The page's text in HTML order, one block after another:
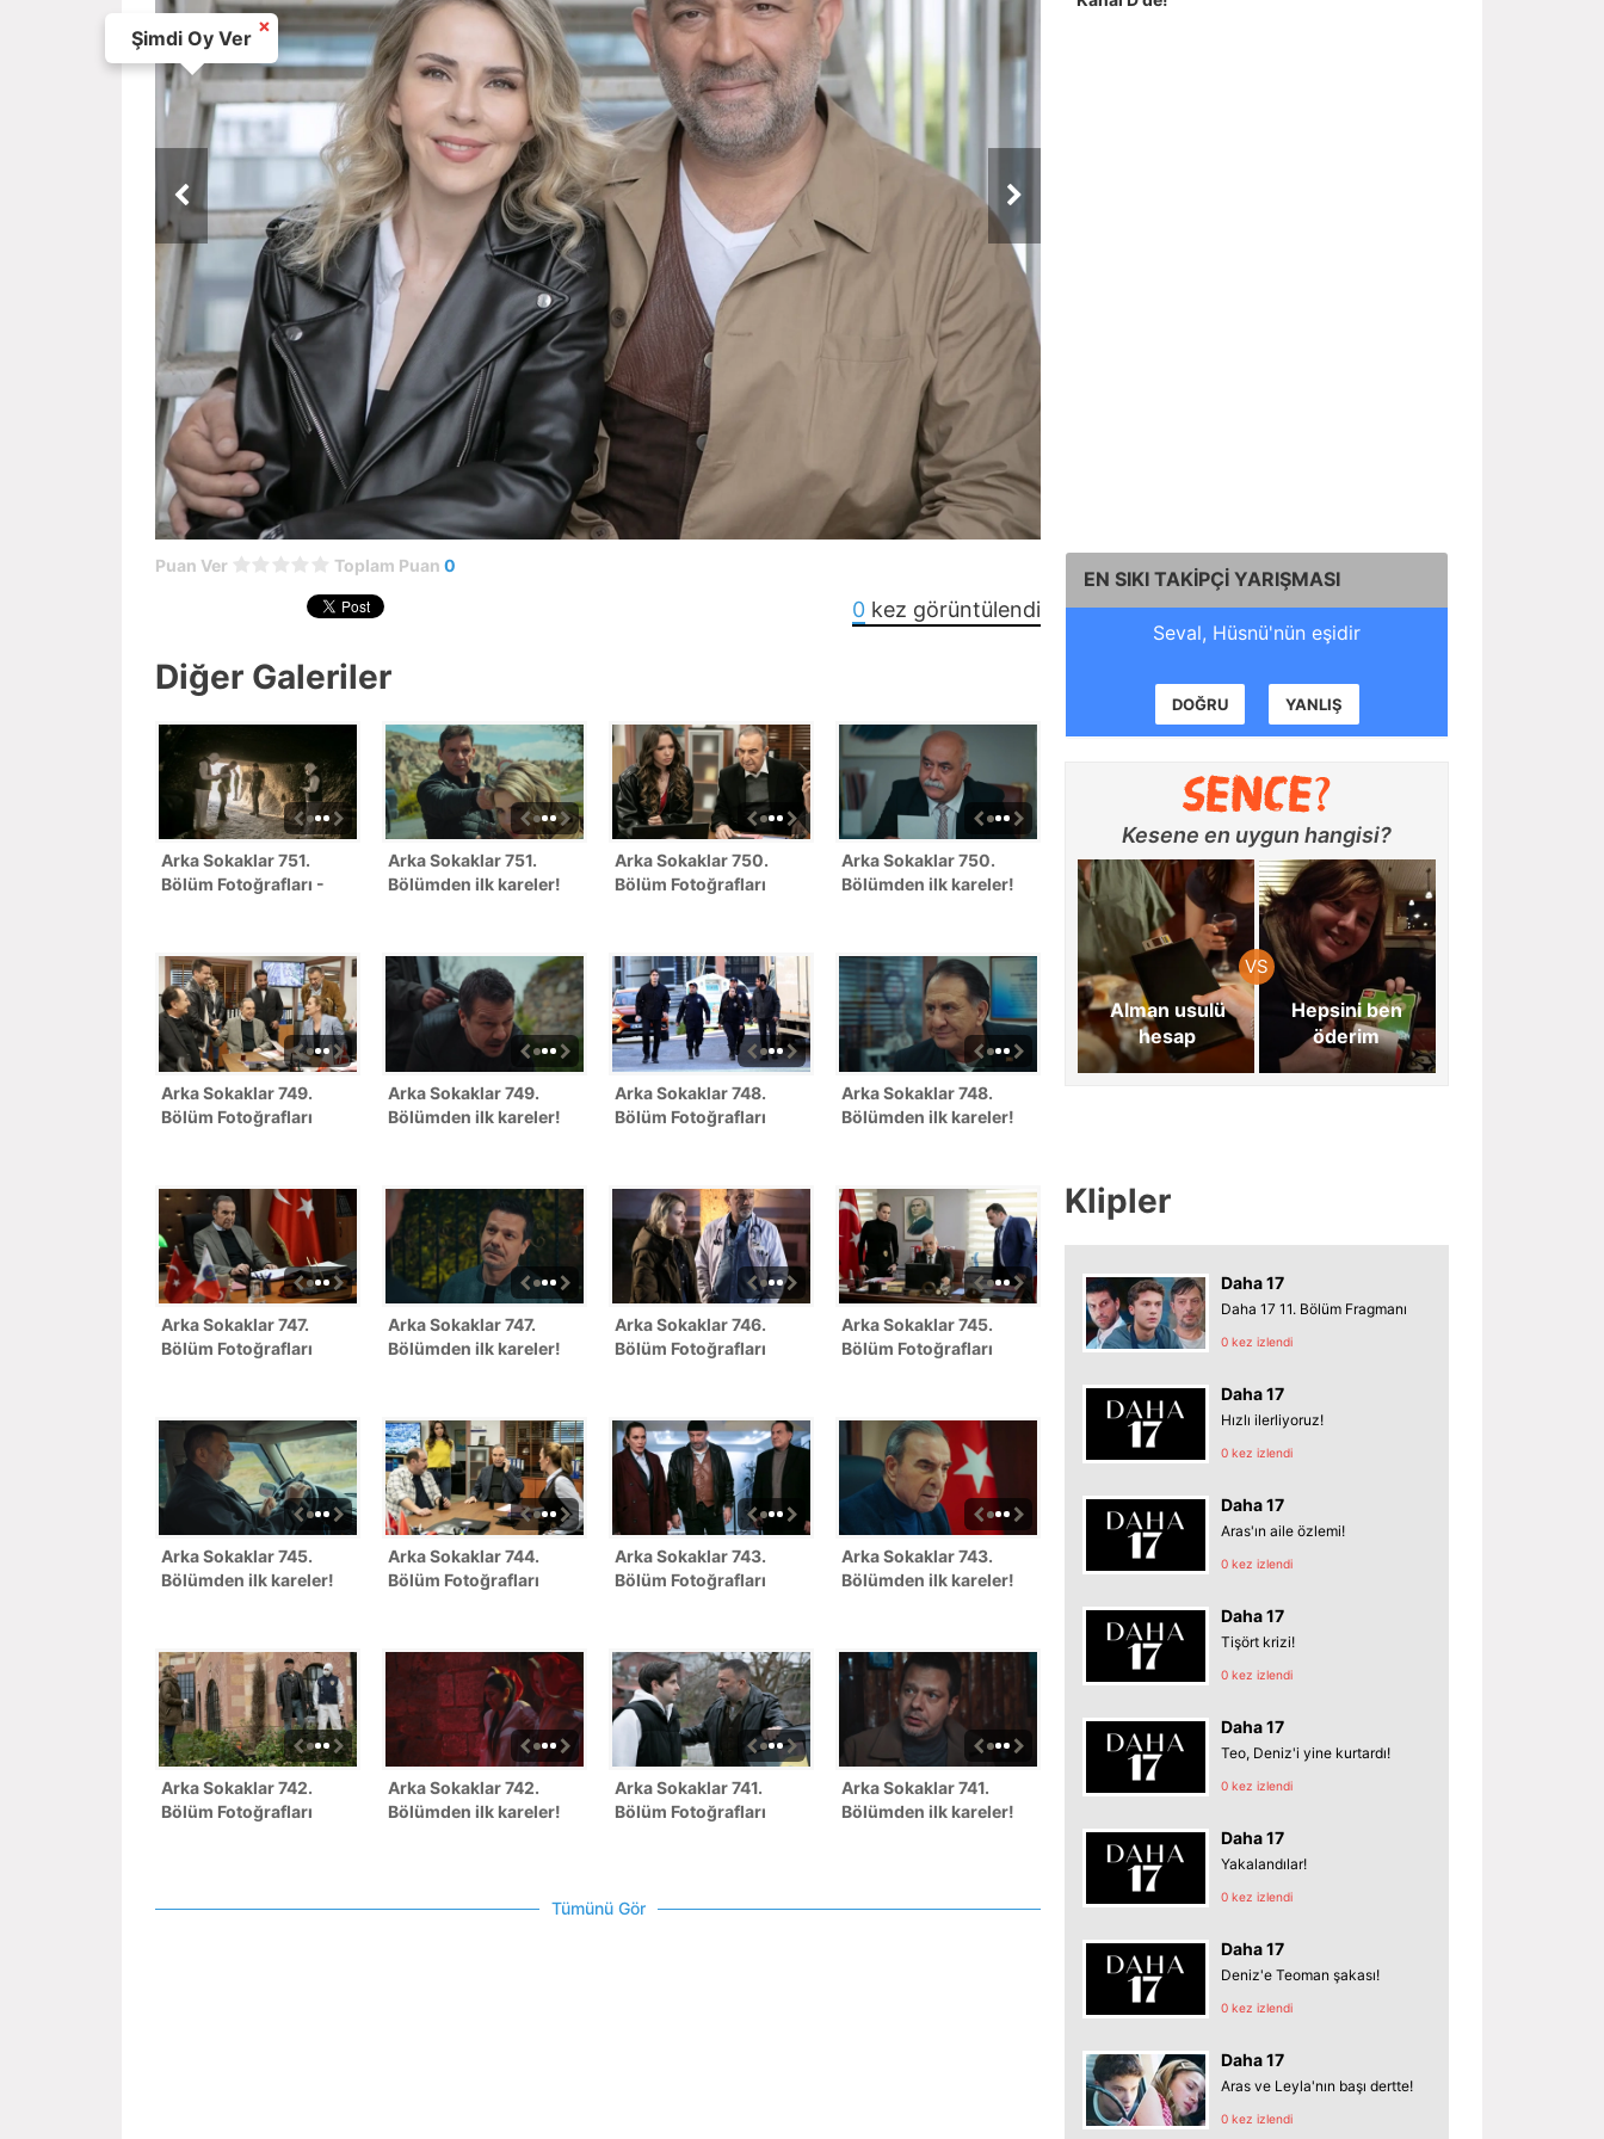
Puan Ver Toplam Puan 0
0 kez görüntülendi
Diğer Galeriler
Arka Sokaklar 751.
Bölüm Fotoğrafları -
Arka Sokaklar 751.
Bölümden ilk kareler!
Arka Sokaklar 750.
Bölüm Fotoğrafları
Arka Sokaklar 750.
Bölümden ilk kareler!
Arka Sokaklar 749.
Bölüm Fotoğrafları
Arka Sokaklar 749.
Bölümden ilk kareler!
Arka Sokaklar 748.
Bölüm Fotoğrafları
Arka Sokaklar 748.
Bölümden ilk kareler!
Arka Sokaklar 747.
Bölüm Fotoğrafları
Arka Sokaklar 747.
Bölümden ilk kareler!
Arka Sokaklar 746.
Bölüm Fotoğrafları
Arka Sokaklar 745.
Bölüm Fotoğrafları
Arka Sokaklar 745.
Bölümden ilk kareler!
Arka Sokaklar 744.
Bölüm Fotoğrafları
Arka Sokaklar 743.
Bölüm Fotoğrafları
Arka Sokaklar 743.
Bölümden ilk kareler!
Arka Sokaklar 742.
Bölüm Fotoğrafları
Arka Sokaklar 742.
Bölümden ilk kareler!
Arka Sokaklar 741.
Bölüm Fotoğrafları
Arka Sokaklar 741.
Bölümden ilk kareler!
Tümünü Gör
EN SIKI TAKİPÇİ YARIŞMASI
Seval, Hüsnü'nün eşidir
DOĞRU YANLIŞ
Kesene en uygun hangisi?
Alman usulü
hesap
Hepsini ben
öderim
Klipler
Daha 17
Daha 17 11. Bölüm Fragmanı
0 kez izlendi
Daha 17
Hızlı ilerliyoruz!
0 kez izlendi
Daha 17
Aras'ın aile özlemi!
0 kez izlendi
Daha 17
Tişört krizi!
0 kez izlendi
Daha 17
Teo, Deniz'i yine kurtardı!
0 kez izlendi
Daha 17
Yakalandılar!
0 kez izlendi
Daha 17
Deniz'e Teoman şakası!
0 kez izlendi
Daha 17
Aras ve Leyla'nın başı dertte!
0 kez izlendi
Şimdi Oy Ver
×